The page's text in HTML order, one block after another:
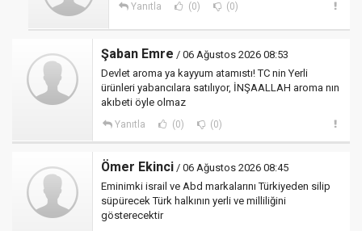
Yanıtla (0) (0)
Şaban Emre / 06 Ağustos 2026 08:53
Devlet aroma ya kayyum atamıstı! TC nin Yerli
ürünleri yabancılara satılıyor, İNŞAALLAH aroma nın
akıbeti öyle olmaz
Yanıtla (0) (0)
Ömer Ekinci / 06 Ağustos 2026 08:45
Eminimki israil ve Abd markalarını Türkiyeden silip
süpürecek Türk halkının yerli ve milliliğini
gösterecektir